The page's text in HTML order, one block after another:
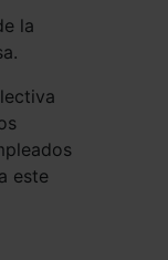
la
este